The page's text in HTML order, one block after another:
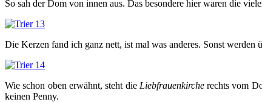
So sah der Dom von innen aus. Das besondere hier waren die
Die Kerzen fand ich ganz nett, ist mal was anderes. Sonst
Wie schon oben erwähnt, steht die Liebfrauenkircherechts vom
keinen Penny.